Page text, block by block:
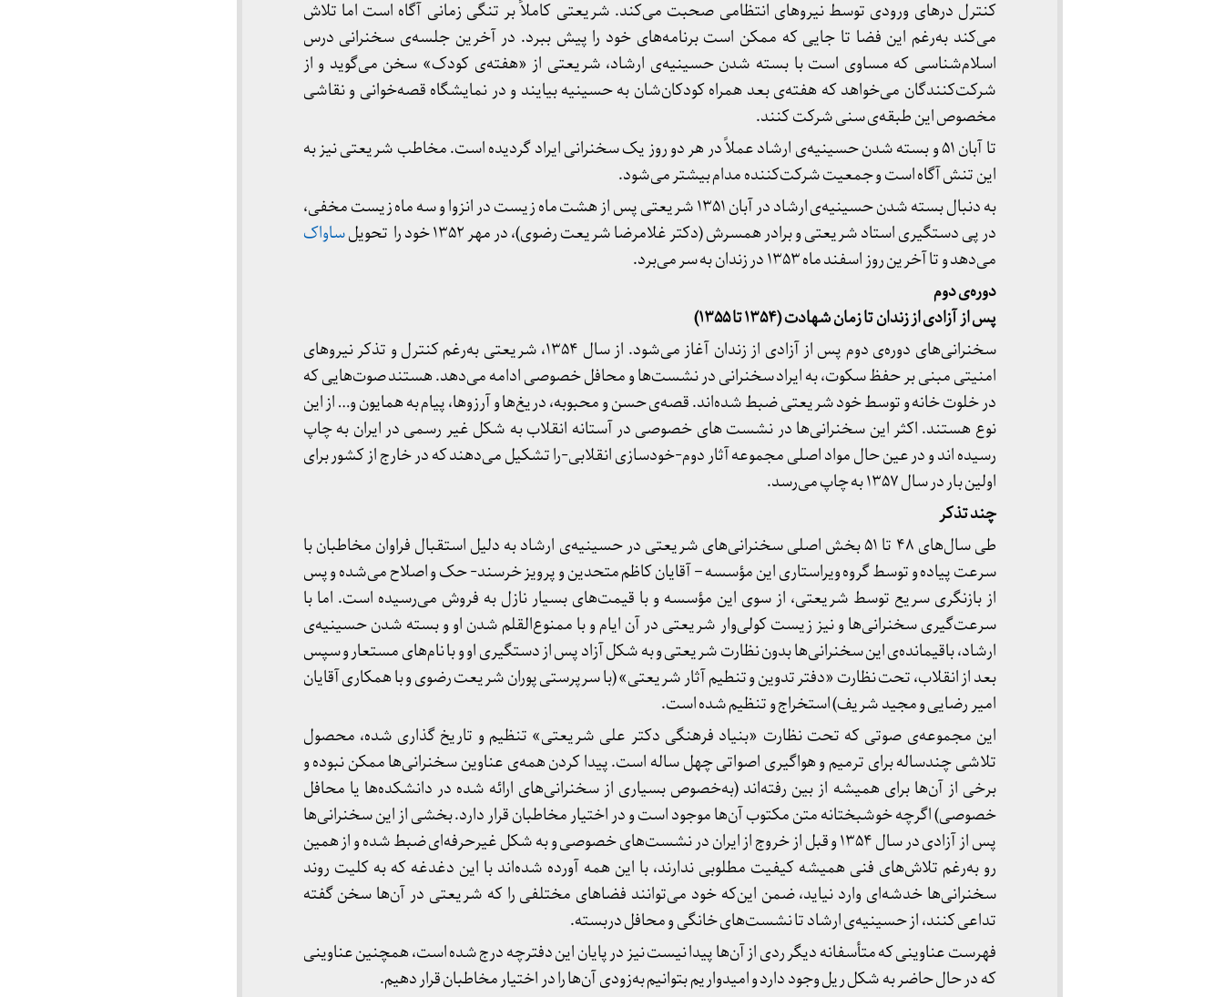
کنترل درهای ورودی توسط نیروهای انتظامی صحبت می‌کند. شریعتی کاملاً بر تنگی زمانی آگاه است اما تلاش
می‌کند به‌رغم این فضا تا جایی که ممکن است برنامه‌های خود را پیش ببرد. در آخرین جلسه‌ی سخنرانی درس
اسلام‌شناسی که مساوی است با بسته شدن حسینیه‌ی ارشاد، شریعتی از «هفته‌ی کودک» سخن می‌گوید و از
شرکت‌کنندگان می‌خواهد که هفته‌ی بعد همراه کودکان‌شان به حسینیه بیایند و در نمایشگاه قصه‌خوانی و نقاشی
مخصوص این طبقه‌ی سنی شرکت کنند.
تا آبان ۵۱ و بسته شدن حسینیه‌ی ارشاد عملاً در هر دو روز یک سخنرانی ایراد گردیده است. مخاطب شریعتی نیز به
این تنش آگاه است و جمعیت شرکت‌کننده مدام بیشتر می‌شود.
به دنبال بسته شدن حسینیه‌ی ارشاد در آبان ۱۳۵۱ شریعتی پس از هشت ماه زیست در انزوا و سه ماه زیست مخفی،
در پی دستگیری استاد شریعتی و برادر همسرش (دکتر غلامرضا شریعت رضوی)، در مهر ۱۳۵۲ خود را تحویل
ساواک
می‌دهد و تا آخرین روز اسفند ماه ۱۳۵۳ در زندان به سر می‌برد.
دورهی دوم
پس از آزادی از زندان تا زمان شهادت (۱۳۵۴ تا ۱۳۵۵)
سخنرانی‌های دوره‌ی دوم پس از آزادی از زندان آغاز می‌شود. از سال ۱۳۵۴، شریعتی به‌رغم کنترل و تذکر نیروهای
امنیتی مبنی بر حفظ سکوت، به ایراد سخنرانی در نشست‌ها و محافل خصوصی ادامه می‌دهد. هستند صوت‌هایی که
در خلوت خانه و توسط خود شریعتی ضبط شده‌اند. قصه‌ی حسن و محبوبه، دریغ‌ها و آرزوها، پیام به همایون و… از این
نوع هستند. اکثر این سخنرانی‌ها در نشست های خصوصی در آستانه انقلاب به شکل غیر رسمی در ایران به چاپ
رسیده اند و در عین حال مواد اصلی مجموعه آثار دوم-خودسازی انقلابی-را تشکیل می‌دهند که در خارج از کشور برای
اولین بار در سال ۱۳۵۷ به چاپ می‌رسد.
چند تذکر
طی سال‌های ۴۸ تا ۵۱ بخش اصلی سخنرانی‌های شریعتی در حسینیه‌ی ارشاد به دلیل استقبال فراوان مخاطبان با
سرعت پیاده و توسط گروه ویراستاری این مؤسسه – آقایان کاظم متحدین و پرویز خرسند- حک و اصلاح می‌شده و پس
از بازنگری سریع توسط شریعتی، از سوی این مؤسسه و با قیمت‌های بسیار نازل به فروش می‌رسیده است. اما با
سرعت‌گیری سخنرانی‌ها و نیز زیست کولی‌وار شریعتی در آن ایام و با ممنوع‌القلم شدن او و بسته شدن حسینیه‌ی
ارشاد، باقیمانده‌ی این سخنرانی‌ها بدون نظارت شریعتی و به شکل آزاد پس از دستگیری او و با نام‌های مستعار و سپس
بعد از انقلاب، تحت نظارت «دفتر تدوین و تنطیم آثار شریعتی» (با سرپرستی پوران شریعت رضوی و با همکاری آقایان
امیر رضایی و مجید شریف) استخراج و تنظیم شده است.
این مجموعه‌ی صوتی که تحت نظارت «بنیاد فرهنگی دکتر علی شریعتی» تنظیم و تاریخ گذاری شده، محصول
تلاشی چندساله برای ترمیم و هواگیری اصواتی چهل ساله است. پیدا کردن همه‌ی عناوین سخنرانی‌ها ممکن نبوده و
برخی از آن‌ها برای همیشه از بین رفته‌اند (به‌خصوص بسیاری از سخنرانی‌های ارائه شده در دانشکده‌ها یا محافل
خصوصی) اگرچه خوشبختانه متن مکتوب آن‌ها موجود است و در اختیار مخاطبان قرار دارد. بخشی از این سخنرانی‌ها
پس از آزادی در سال ۱۳۵۴ و قبل از خروج از ایران در نشست‌های خصوصی و به شکل غیرحرفه‌ای ضبط شده و از همین
رو به‌رغم تلاش‌های فنی همیشه کیفیت مطلوبی ندارند، با این همه آورده شده‌اند با این دغدغه که به کلیت روند
سخنرانی‌ها خدشه‌ای وارد نیاید، ضمن این‌که خود می‌توانند فضاهای مختلفی را که شریعتی در آن‌ها سخن گفته
تداعی کنند، از حسینیه‌ی ارشاد تا نشست‌های خانگی و محافل دربسته.
فهرست عناوینی که متأسفانه دیگر ردی از آن‌ها پیدا نیست نیز در پایان این دفترچه درج شده است، همچنین عناوینی
که در حال حاضر به شکل ریل وجود دارد و امیدواریم بتوانیم به‌زودی آن‌ها را در اختیار مخاطبان قرار دهیم.